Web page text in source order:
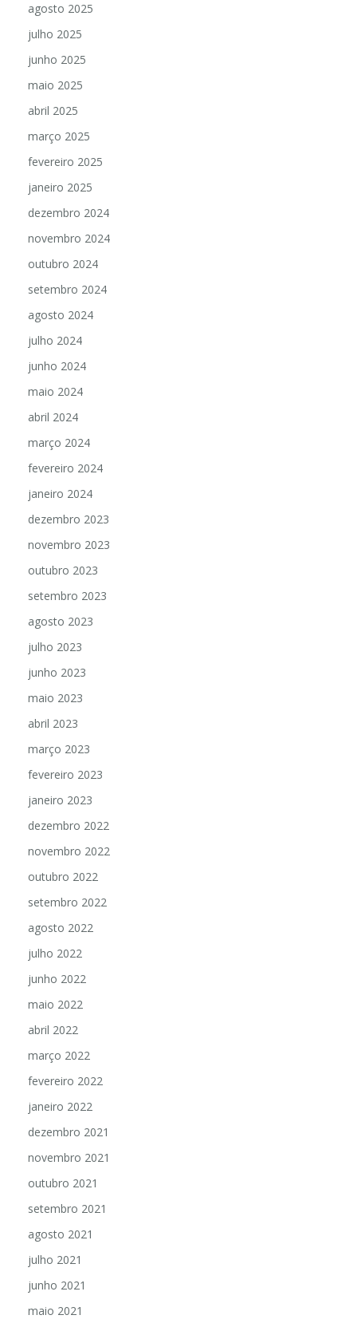
agosto 2025
julho 2025
junho 2025
maio 2025
abril 2025
março 2025
fevereiro 2025
janeiro 2025
dezembro 2024
novembro 2024
outubro 2024
setembro 2024
agosto 2024
julho 2024
junho 2024
maio 2024
abril 2024
março 2024
fevereiro 2024
janeiro 2024
dezembro 2023
novembro 2023
outubro 2023
setembro 2023
agosto 2023
julho 2023
junho 2023
maio 2023
abril 2023
março 2023
fevereiro 2023
janeiro 2023
dezembro 2022
novembro 2022
outubro 2022
setembro 2022
agosto 2022
julho 2022
junho 2022
maio 2022
abril 2022
março 2022
fevereiro 2022
janeiro 2022
dezembro 2021
novembro 2021
outubro 2021
setembro 2021
agosto 2021
julho 2021
junho 2021
maio 2021